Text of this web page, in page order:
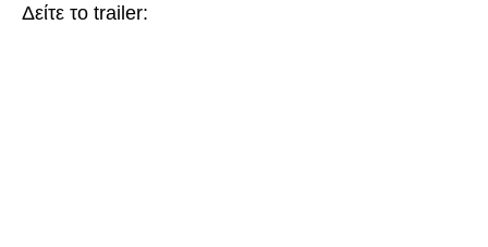
Δείτε το trailer: